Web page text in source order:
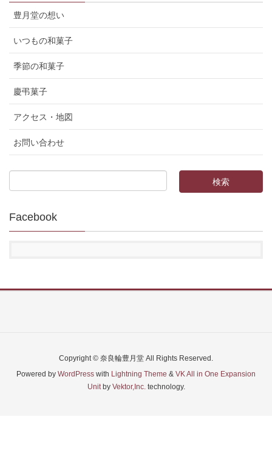
豊月堂の想い
いつもの和菓子
季節の和菓子
慶弔菓子
アクセス・地図
お問い合わせ
Facebook
Copyright © 奈良輪豊月堂 All Rights Reserved.
Powered by WordPress with Lightning Theme & VK All in One Expansion
Unitby Vektor,Inc.technology.